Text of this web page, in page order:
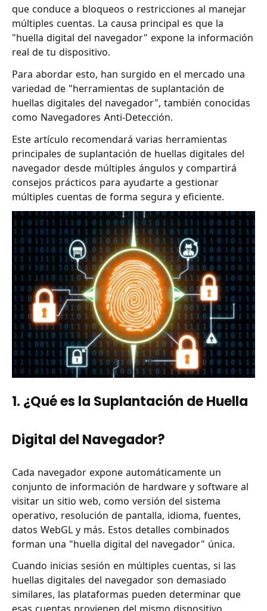
que conduce a bloqueos o restricciones al manejar
múltiples cuentas. La causa principal es que la
"huella digital del navegador" expone la información
real de tu dispositivo.
Para abordar esto, han surgido en el mercado una
variedad de "herramientas de suplantación de
huellas digitales del navegador", también conocidas
como Navegadores Anti-Detección.
Este artículo recomendará varias herramientas
principales de suplantación de huellas digitales del
navegador desde múltiples ángulos y compartirá
consejos prácticos para ayudarte a gestionar
múltiples cuentas de forma segura y eficiente.
1. ¿Qué es la Suplantación de Huella
Digital del Navegador?
Cada navegador expone automáticamente un
conjunto de información de hardware y software al
visitar un sitio web, como versión del sistema
operativo, resolución de pantalla, idioma, fuentes,
datos WebGL y más. Estos detalles combinados
forman una "huella digital del navegador" única.
Cuando inicias sesión en múltiples cuentas, si las
huellas digitales del navegador son demasiado
similares, las plataformas pueden determinar que